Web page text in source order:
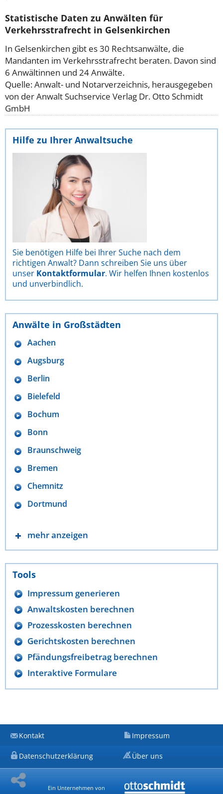
Statistische Daten zu Anwälten für
Verkehrsstrafrecht in Gelsenkirchen
In Gelsenkirchen gibt es 30 Rechtsanwälte, die
Mandanten im Verkehrsstrafrecht beraten. Davon sind
6 Anwältinnen und 24 Anwälte.
Quelle: Anwalt- und Notarverzeichnis, herausgegeben
von der Anwalt Suchservice Verlag Dr. Otto Schmidt
GmbH
Hilfe zu Ihrer Anwaltsuche
Sie benötigen Hilfe bei Ihrer Suche nach dem
richtigen Anwalt? Dann schreiben Sie uns über
unser Kontaktformular. Wir helfen Ihnen kostenlos
und unverbindlich.
Anwälte in Großstädten
Aachen
Augsburg
Berlin
Bielefeld
Bochum
Bonn
Braunschweig
Bremen
Chemnitz
Dortmund
mehr anzeigen
Tools
Impressum generieren
Anwaltskosten berechnen
Prozesskosten berechnen
Gerichtskosten berechnen
Pfändungsfreibetrag berechnen
Interaktive Formulare
Kontakt Impressum
Datenschutzerklärung Über uns
Ein Unternehmen von